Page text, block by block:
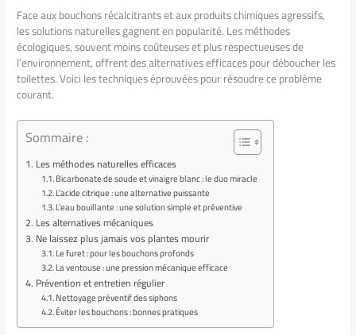
Face aux bouchons récalcitrants et aux produits chimiques agressifs,
les solutions naturelles gagnent en popularité. Les méthodes
écologiques, souvent moins coûteuses et plus respectueuses de
l’environnement, offrent des alternatives efficaces pour déboucher les
toilettes. Voici les techniques éprouvées pour résoudre ce problème
courant.
Sommaire :
Les méthodes naturelles efficaces
Bicarbonate de soude et vinaigre blanc : le duo miracle
L’acide citrique : une alternative puissante
L’eau bouillante : une solution simple et préventive
Les alternatives mécaniques
Ne laissez plus jamais vos plantes mourir
Le furet : pour les bouchons profonds
La ventouse : une pression mécanique efficace
Prévention et entretien régulier
Nettoyage préventif des siphons
Éviter les bouchons : bonnes pratiques